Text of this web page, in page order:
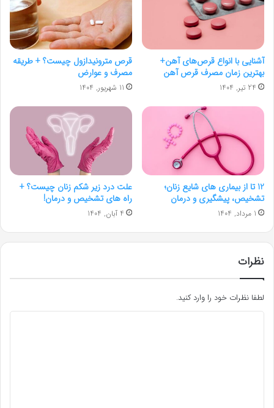
آشنایی با انواع قرص‌های آهن+
بهترین زمان مصرف قرص آهن
24 تیر, 1404
قرص مترونیدازول چیست؟ + طریقه
مصرف و عوارض
11 شهریور, 1404
12 تا از بیماری های شایع زنان؛
تشخیص، پیشگیری و درمان
1 مرداد, 1404
علت درد زیر شکم زنان چیست؟ +
راه های تشخیص و درمان!
4 آبان, 1404
نظرات
لطفا نظرات خود را وارد کنید.